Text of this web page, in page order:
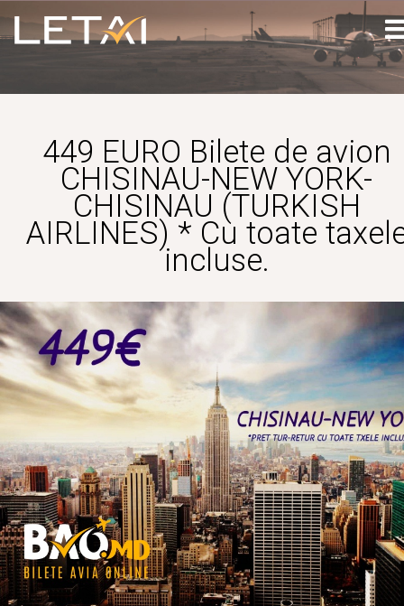
449 EURO Bilete de avion
CHISINAU-NEW YORK-
CHISINAU (TURKISH
AIRLINES) * Cu toate
incluse.